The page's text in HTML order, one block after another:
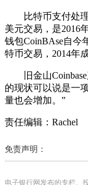
比特币支付处理
美元交易，是2016
钱包CoinBAse自今
特币交易，2014年
旧金山Coinbase
的现状可以说是一
量也会增加。”
责任编辑：Rachel
免责声明：
电子银行网发布的专栏、